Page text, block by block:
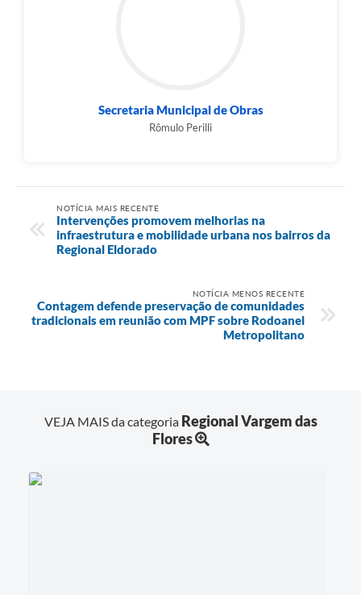
Secretaria Municipal de Obras
Rômulo Perilli
NOTÍCIA MAIS RECENTE
Intervenções promovem melhorias na
infraestrutura e mobilidade urbana nos bairros da
Regional Eldorado
NOTÍCIA MENOS RECENTE
Contagem defende preservação de comunidades
tradicionais em reunião com MPF sobre Rodoanel
Metropolitano
VEJA MAIS da categoria Regional Vargem das
Flores